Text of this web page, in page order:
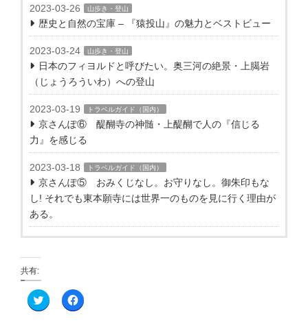
2023-03-26 山歩き・登山
歴史と自然の宝庫 – 『猿投山』の魅力とベストビュー
2023-03-24 山歩き・登山
日本のフィヨルドと呼びたい。奥三河の絶景・上臈岩
（じょうろういわ）への登山
2023-03-19 トラベルガイド（国内）
京さんぽ⑥ 醍醐寺の神髄・上醍醐で人の『信じる
力』を感じる
2023-03-18 トラベルガイド（国内）
京さんぽ⑤ おみくじなし。お守りなし。御朱印もな
し! それでも東本願寺には世界一のものを見に行く理由が
ある。
共有:
ク
リ
F
a